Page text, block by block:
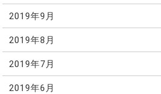
2019年9月
2019年8月
2019年7月
2019年6月